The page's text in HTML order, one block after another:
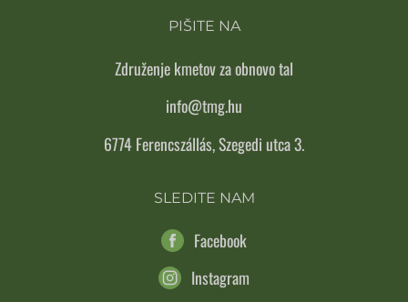
PIŠITE NA
Združenje kmetov za obnovo tal
info@tmg.hu
6774 Ferencszállás, Szegedi utca 3.
SLEDITE NAM
Facebook
Instagram